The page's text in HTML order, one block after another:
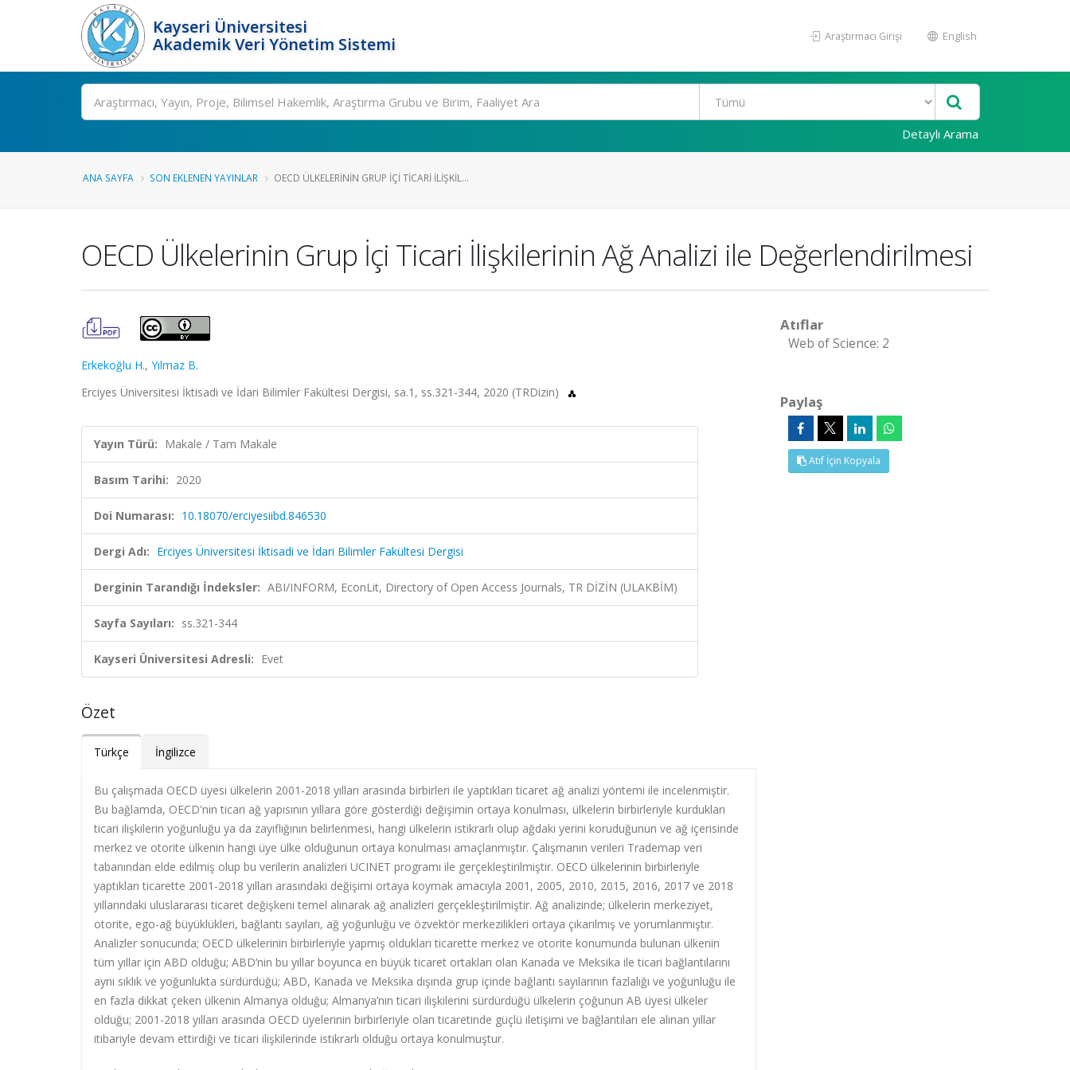
Kayseri Üniversitesi
Akademik Veri Yönetim Sistemi
Araştırmacı Girişi English
Ara
Detaylı Arama
ANA SAYFA SON EKLENEN YAYINLAR OECD ÜLKELERININ GRUP İÇI TICARI İLIŞKIL...
OECD Ülkelerinin Grup İçi Ticari İlişkilerinin Ağ Analizi ile Değerlendirilmesi
Erkekoğlu H., Yılmaz B.
Erciyes Üniversitesi İktisadi ve İdari Bilimler Fakültesi Dergisi, sa.1, ss.321-344, 2020 (TRDizin)
Yayın Türü: Makale / Tam Makale
Basım Tarihi: 2020
Doi Numarası: 10.18070/erciyesiibd.846530
Dergi Adı: Erciyes Üniversitesi İktisadi ve İdari Bilimler Fakültesi Dergisi
Derginin Tarandığı İndeksler: ABI/INFORM, EconLit, Directory of Open Access Journals, TR DİZİN (ULAKBİM)
Sayfa Sayıları: ss.321-344
Kayseri Üniversitesi Adresli: Evet
Özet
Türkçe İngilizce
Bu çalışmada OECD üyesi ülkelerin 2001-2018 yılları arasında birbirleri ile yaptıkları ticaret ağ analizi yöntemi ile incelenmiştir.
Bu bağlamda, OECD'nin ticari ağ yapısının yıllara göre gösterdiği değişimin ortaya konulması, ülkelerin birbirleriyle kurdukları
ticari ilişkilerin yoğunluğu ya da zayıflığının belirlenmesi, hangi ülkelerin istikrarlı olup ağdaki yerini koruduğunun ve ağ içerisinde
merkez ve otorite ülkenin hangi üye ülke olduğunun ortaya konulması amaçlanmıştır. Çalışmanın verileri Trademap veri
tabanından elde edilmiş olup bu verilerin analizleri UCINET programı ile gerçekleştirilmiştir. OECD ülkelerinin birbirleriyle
yaptıkları ticarette 2001-2018 yılları arasındaki değişimi ortaya koymak amacıyla 2001, 2005, 2010, 2015, 2016, 2017 ve 2018
yıllarındaki uluslararası ticaret değişkeni temel alınarak ağ analizleri gerçekleştirilmiştir. Ağ analizinde; ülkelerin merkeziyet,
otorite, ego-ağ büyüklükleri, bağlantı sayıları, ağ yoğunluğu ve özvektör merkezilikleri ortaya çıkarılmış ve yorumlanmıştır.
Analizler sonucunda; OECD ülkelerinin birbirleriyle yapmış oldukları ticarette merkez ve otorite konumunda bulunan ülkenin
tüm yıllar için ABD olduğu; ABD’nin bu yıllar boyunca en büyük ticaret ortakları olan Kanada ve Meksika ile ticari bağlantılarını
aynı sıklık ve yoğunlukta sürdürdüğü; ABD, Kanada ve Meksika dışında grup içinde bağlantı sayılarının fazlalığı ve yoğunluğu ile
en fazla dikkat çeken ülkenin Almanya olduğu; Almanya’nın ticari ilişkilerini sürdürdüğü ülkelerin çoğunun AB üyesi ülkeler
olduğu; 2001-2018 yılları arasında OECD üyelerinin birbirleriyle olan ticaretinde güçlü iletişimi ve bağlantıları ele alınan yıllar
itibariyle devam ettirdiği ve ticari ilişkilerinde istikrarlı olduğu ortaya konulmuştur.
Atıflar
Web of Science: 2
Paylaş
Atıf İçin Kopyala